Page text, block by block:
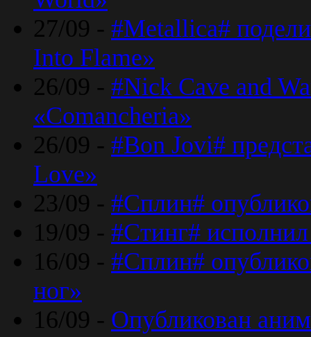
27/09 - #Metallica#
Into Flame»
26/09 - #Nick Cave and
«Comancheria»
26/09 - #Bon Jovi#
Love»
23/09 - #Сплин#
19/09 - #Стинг#
16/09 - #Сплин#
ног»
16/09 - Опубликован